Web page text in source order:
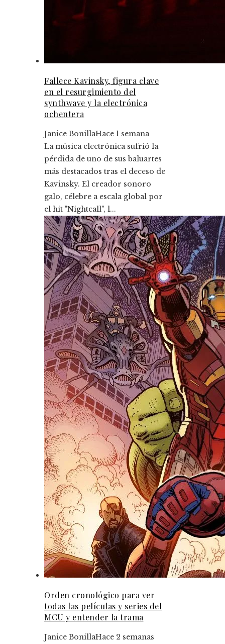
Fallece Kavinsky, figura clave
en el resurgimiento del
synthwave y la electrónica
ochentera
Janice BonillaHace 1 semana
La música electrónica sufrió la
pérdida de uno de sus baluartes
más destacados tras el deceso de
Kavinsky. El creador sonoro
galo, célebre a escala global por
el hit "Nightcall", l...
Orden cronológico para ver
todas las películas y series del
MCU y entender la trama
Janice BonillaHace 2 semanas